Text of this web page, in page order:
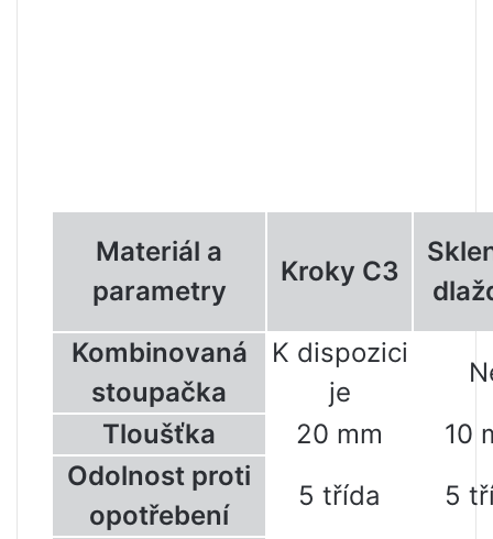
Materiál a
parametry
Kroky C3
Kombinovaná
stoupačka
K dispozici
je
Tloušťka
20 mm
10
Odolnost proti
opotřebení
5 třída
5